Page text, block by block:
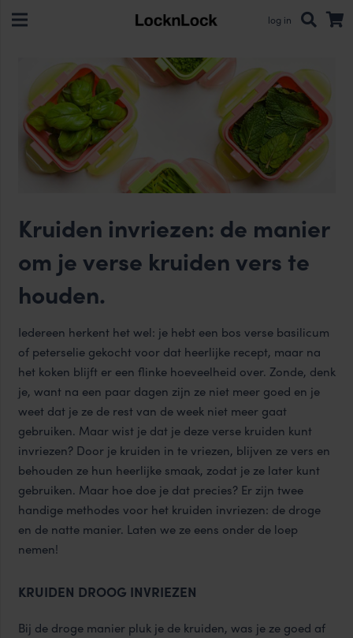
log in
Kruiden invriezen: de manier
om je verse kruiden vers te
houden.
Iedereen herkent het wel: je hebt een bos verse basilicum
of peterselie gekocht voor dat heerlijke recept, maar na
het koken blijft er een flinke hoeveelheid over. Zonde, denk
je, want na een paar dagen zijn ze niet meer goed en je
weet dat je ze de rest van de week niet meer gaat
gebruiken. Maar wist je dat je deze verse kruiden kunt
invriezen? Door je kruiden in te vriezen, blijven ze vers en
behouden ze hun heerlijke smaak, zodat je ze later kunt
gebruiken. Maar hoe doe je dat precies? Er zijn twee
handige methodes voor het kruiden invriezen: de droge
en de natte manier. Laten we ze eens onder de loep
nemen!
KRUIDEN DROOG INVRIEZEN
Bij de droge manier pluk je de kruiden, was je ze goed af